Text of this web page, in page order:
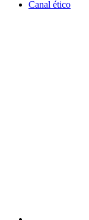
Canal ético